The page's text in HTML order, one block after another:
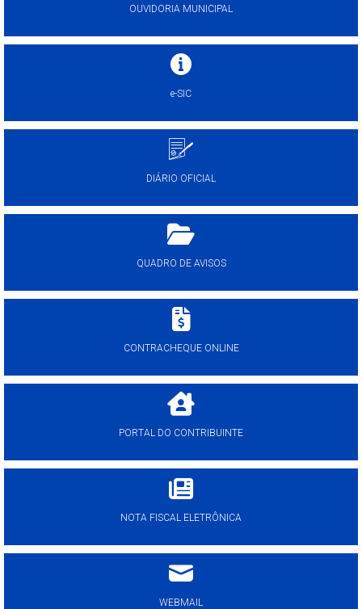
OUVIDORIA MUNICIPAL
e-SIC
DIÁRIO OFICIAL
QUADRO DE AVISOS
CONTRACHEQUE ONLINE
PORTAL DO CONTRIBUINTE
NOTA FISCAL ELETRÔNICA
WEBMAIL